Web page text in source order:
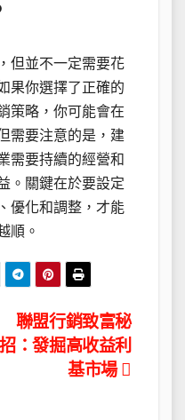
但並不一定需要花
果你選擇了正確的
策略，你可能會在
需要注意的是，建
需要持續的經營和
。關鍵在於要設定
優化和調整，才能
順。
聯盟行銷致富秘
招：發掘高收益利
基市場